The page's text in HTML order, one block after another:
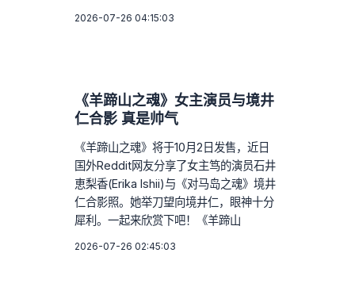
2026-07-26 04:15:03
《羊蹄山之魂》女主演员与境井
仁合影 真是帅气
《羊蹄山之魂》将于10月2日发售，近日
国外Reddit网友分享了女主笃的演员石井
恵梨香(Erika Ishii)与《对马岛之魂》境井
仁合影照。她举刀望向境井仁，眼神十分
犀利。一起来欣赏下吧！《羊蹄山
2026-07-26 02:45:03